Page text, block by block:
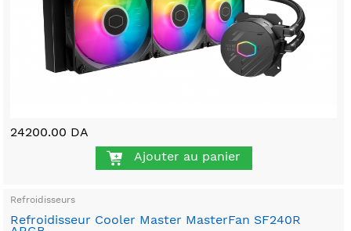
24200.00 DA
Ajouter au panier
Refroidisseurs
Refroidisseur Cooler Master MasterFan SF240R